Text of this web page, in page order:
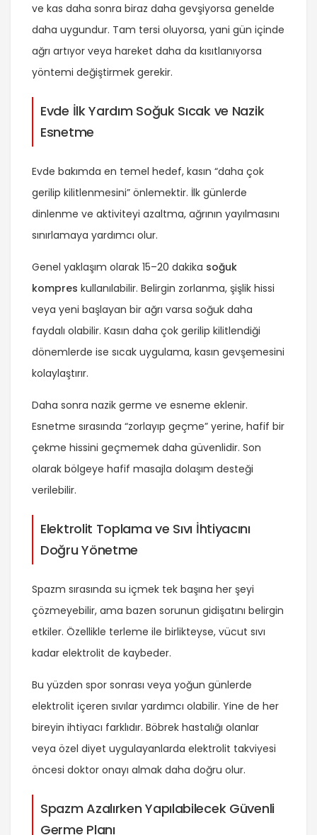
ve kas daha sonra biraz daha gevşiyorsa genelde
daha uygundur. Tam tersi oluyorsa, yani gün içinde
ağrı artıyor veya hareket daha da kısıtlanıyorsa
yöntemi değiştirmek gerekir.
Evde İlk Yardım Soğuk Sıcak ve Nazik
Esnetme
Evde bakımda en temel hedef, kasın “daha çok
gerilip kilitlenmesini” önlemektir. İlk günlerde
dinlenme ve aktiviteyi azaltma, ağrının yayılmasını
sınırlamaya yardımcı olur.
Genel yaklaşım olarak 15–20 dakika soğuk
kompres kullanılabilir. Belirgin zorlanma, şişlik hissi
veya yeni başlayan bir ağrı varsa soğuk daha
faydalı olabilir. Kasın daha çok gerilip kilitlendiği
dönemlerde ise sıcak uygulama, kasın gevşemesini
kolaylaştırır.
Daha sonra nazik germe ve esneme eklenir.
Esnetme sırasında “zorlayıp geçme” yerine, hafif bir
çekme hissini geçmemek daha güvenlidir. Son
olarak bölgeye hafif masajla dolaşım desteği
verilebilir.
Elektrolit Toplama ve Sıvı İhtiyacını
Doğru Yönetme
Spazm sırasında su içmek tek başına her şeyi
çözmeyebilir, ama bazen sorunun gidişatını belirgin
etkiler. Özellikle terleme ile birlikteyse, vücut sıvı
kadar elektrolit de kaybeder.
Bu yüzden spor sonrası veya yoğun günlerde
elektrolit içeren sıvılar yardımcı olabilir. Yine de her
bireyin ihtiyacı farklıdır. Böbrek hastalığı olanlar
veya özel diyet uygulayanlarda elektrolit takviyesi
öncesi doktor onayı almak daha doğru olur.
Spazm Azalırken Yapılabilecek Güvenli
Germe Planı